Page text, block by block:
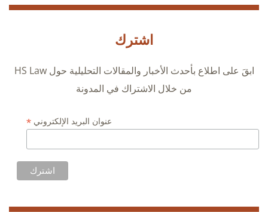
اشترك
ابقَ على اطلاع بأحدث الأخبار والمقالات التحليلية حول HS Law
من خلال الاشتراك في المدونة
عنوان البريد الإلكتروني*